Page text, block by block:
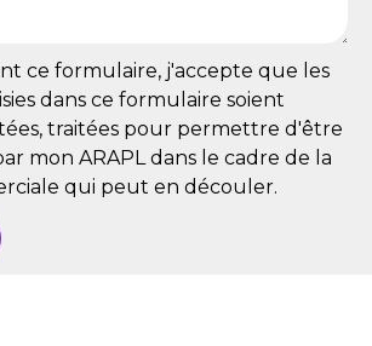
ce formulaire, j'accepte que les
dans ce formulaire soient
traitées pour permettre d'être
mon ARAPL dans le cadre de la
qui peut en découler.